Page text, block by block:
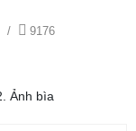
/ 9176